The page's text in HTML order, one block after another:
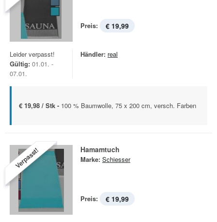
Preis: € 19,99
Leider verpasst!
Gültig: 01.01. -
07.01.
Händler: real
€ 19,98 / Stk - 100 % Baumwolle, 75 x 200 cm, versch. Farben
Verpasst! Hamamtuch
Marke: Schiesser
Preis: € 19,99